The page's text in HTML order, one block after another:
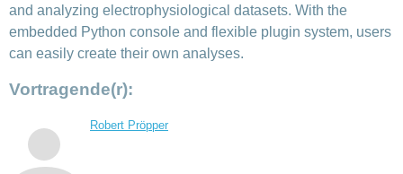
and analyzing electrophysiological datasets. With the
embedded Python console and flexible plugin system, users
can easily create their own analyses.
Vortragende(r):
Robert Pröpper